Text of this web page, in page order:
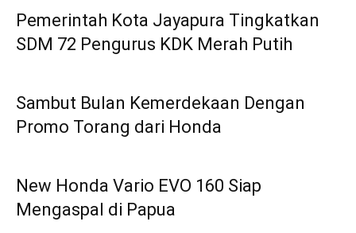
Pemerintah Kota Jayapura Tingkatkan
SDM 72 Pengurus KDK Merah Putih
Sambut Bulan Kemerdekaan Dengan
Promo Torang dari Honda
New Honda Vario EVO 160 Siap
Mengaspal di Papua